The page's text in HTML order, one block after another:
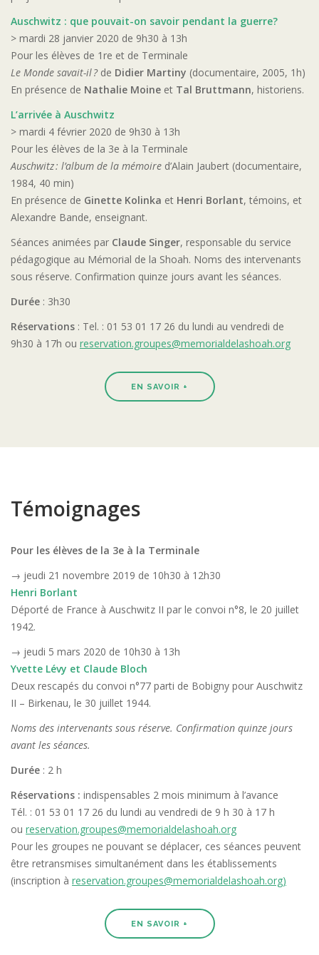
Auschwitz : que pouvait-on savoir pendant la guerre?
> mardi 28 janvier 2020 de 9h30 à 13h
Pour les élèves de 1re et de Terminale
Le Monde savait-il ?de Didier Martiny (documentaire, 2005, 1h)
En présence de Nathalie Moine et Tal Bruttmann, historiens.
L’arrivée à Auschwitz
> mardi 4 février 2020 de 9h30 à 13h
Pour les élèves de la 3e à la Terminale
Auschwitz : l’album de la mémoire d’Alain Jaubert (documentaire,
1984, 40 min)
En présence de Ginette Kolinka et Henri Borlant, témoins, et
Alexandre Bande, enseignant.
Séances animées par Claude Singer, responsable du service
pédagogique au Mémorial de la Shoah. Noms des intervenants
sous réserve. Confirmation quinze jours avant les séances.
Durée : 3h30
Réservations : Tel. : 01 53 01 17 26 du lundi au vendredi de
9h30 à 17h ou reservation.groupes@memorialdelashoah.org
EN SAVOIR +
Témoignages
Pour les élèves de la 3e à la Terminale
→ jeudi 21 novembre 2019 de 10h30 à 12h30
Henri Borlant
Déporté de France à Auschwitz II par le convoi n°8, le 20 juillet
1942.
→ jeudi 5 mars 2020 de 10h30 à 13h
Yvette Lévy et Claude Bloch
Deux rescapés du convoi n°77 parti de Bobigny pour Auschwitz
II – Birkenau, le 30 juillet 1944.
Noms des intervenants sous réserve. Confirmation quinze jours
avant les séances.
Durée : 2 h
Réservations : indispensables 2 mois minimum à l’avance
Tél. : 01 53 01 17 26 du lundi au vendredi de 9 h 30 à 17 h
ou reservation.groupes@memorialdelashoah.org
Pour les groupes ne pouvant se déplacer, ces séances peuvent
être retransmises simultanément dans les établissements
(inscription à reservation.groupes@memorialdelashoah.org)
EN SAVOIR +